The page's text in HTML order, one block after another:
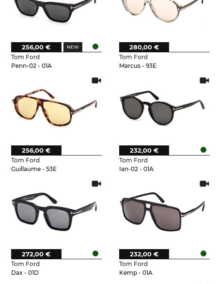
Tom Ford
Penn-02 - 01A
256,00 €
Tom Ford
Marcus - 93E
280,00 €
Tom Ford
Guillaume - 53E
256,00 €
Tom Ford
Ian-02 - 01A
232,00 €
Tom Ford
Dax - 01D
272,00 €
Tom Ford
Kemp - 01A
232,00 €